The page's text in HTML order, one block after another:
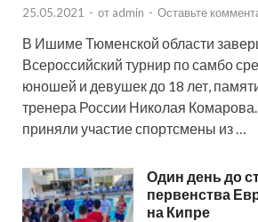
25.05.2021 - от admin - Оставьте
В Ишиме Тюменской области
Всероссийский турнир по самбо
юношей и девушек до 18 лет,
тренера России Николая
приняли участие спортсмены из …
Один день до
первенства
на Кипре